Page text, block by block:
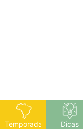
Temporada Dicas